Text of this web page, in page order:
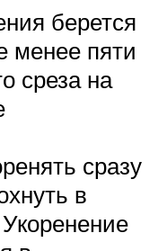
берется
менее пяти
среза на
сразу
в